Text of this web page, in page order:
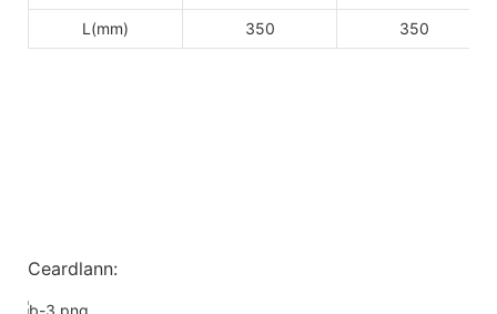
L(mm) 350 350
Ceardlann: